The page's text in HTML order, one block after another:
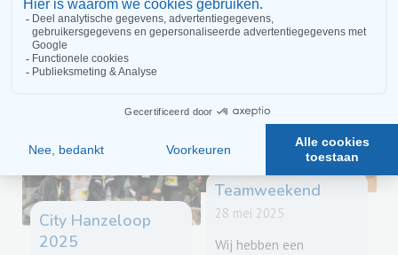
Op dinsdagavond…
Lees meer
City Hanzeloop
2025
Teamweekend
28 mei 2025
Wij hebben een